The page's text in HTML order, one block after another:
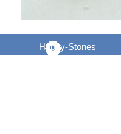
Happy-Stones